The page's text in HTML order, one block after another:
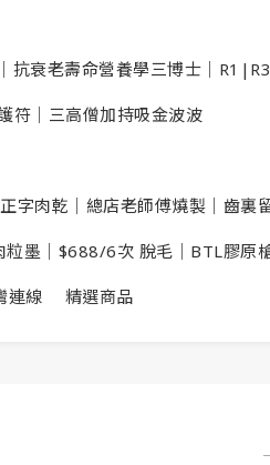
抗衰老壽命營養學三博士｜
符｜三高僧加持吸金波波
正字肉乾｜總店老師傅燒製｜齒裏
粒墨｜$688/6次 脫毛｜BTL膠原
連線 精選商品